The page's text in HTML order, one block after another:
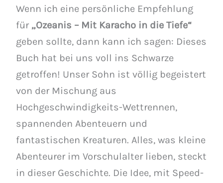
Wenn ich eine persönliche Empfehlung
für „Ozeanis – Mit Karacho in die Tiefe“
geben sollte, dann kann ich sagen: Dieses
Buch hat bei uns voll ins Schwarze
getroffen! Unser Sohn ist völlig begeistert
von der Mischung aus
Hochgeschwindigkeits-Wettrennen,
spannenden Abenteuern und
fantastischen Kreaturen. Alles, was kleine
Abenteurer im Vorschulalter lieben, steckt
in dieser Geschichte. Die Idee, mit Speed-